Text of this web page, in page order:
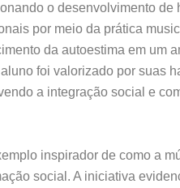
o desenvolvimento de
por meio da prática
da autoestima em um
foi valorizado por suas
a integração social e
inspirador de como a
social. A iniciativa